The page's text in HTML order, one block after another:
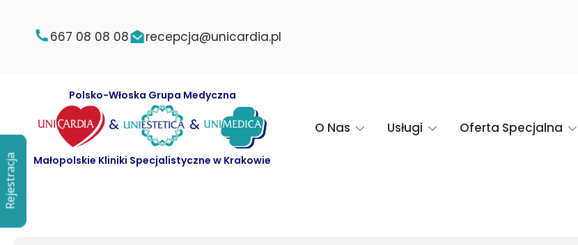
Rejestracja
667 08 08 08 recepcja@unicardia.pl
Polsko-Włoska Grupa Medyczna
& &
Małopolskie Kliniki Specjalistyczne w Krakowie
O Nas Usługi Oferta Specjalna
Rejestracja